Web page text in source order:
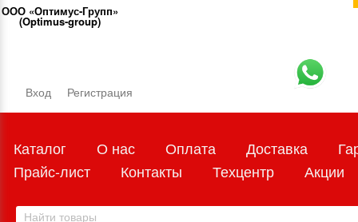
ООО «Оптимус-Групп»
(Optimus-group)
Вход Регистрация
Каталог О нас Оплата Доставка
Прайс-лист
Контакты Техцентр Акции